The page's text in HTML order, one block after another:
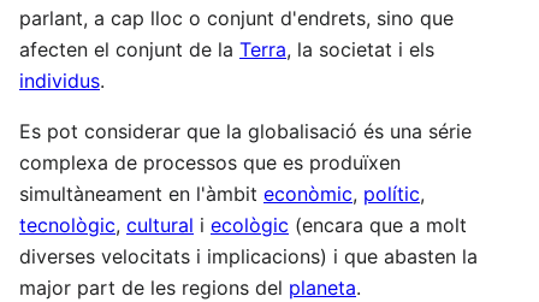
parlant, a cap lloc o conjunt d'endrets, sino que
afecten el conjunt de la Terra, la societat i els
individus.
Es pot considerar que la globalisació és una série
complexa de processos que es produïxen
simultàneament en l'àmbit econòmic, polític,
tecnològic, cultural i ecològic (encara que a molt
diverses velocitats i implicacions) i que abasten la
major part de les regions del planeta.